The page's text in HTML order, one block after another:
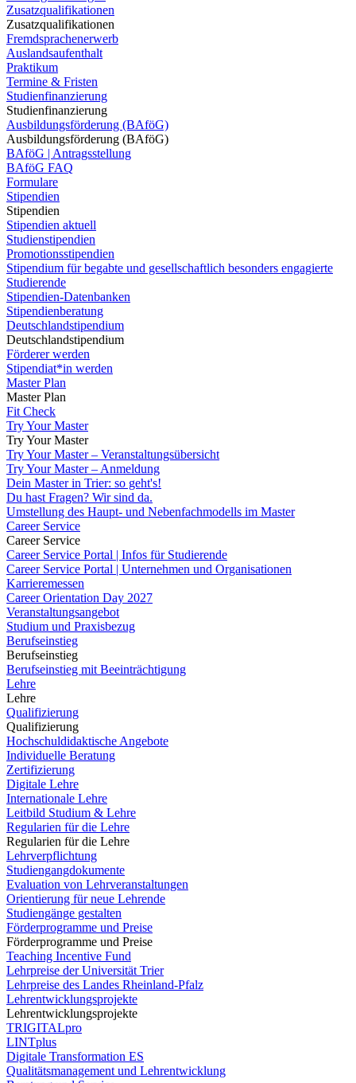
Zusatzqualifikationen
Zusatzqualifikationen
Fremdsprachenerwerb
Auslandsaufenthalt
Praktikum
Termine & Fristen
Studienfinanzierung
Studienfinanzierung
Ausbildungsförderung (BAföG)
Ausbildungsförderung (BAföG)
BAföG | Antragsstellung
BAföG FAQ
Formulare
Stipendien
Stipendien
Stipendien aktuell
Studienstipendien
Promotionsstipendien
Stipendium für begabte und gesellschaftlich besonders engagierte
Studierende
Stipendien-Datenbanken
Stipendienberatung
Deutschlandstipendium
Deutschlandstipendium
Förderer werden
Stipendiat*in werden
Master Plan
Master Plan
Fit Check
Try Your Master
Try Your Master
Try Your Master – Veranstaltungsübersicht
Try Your Master – Anmeldung
Dein Master in Trier: so geht's!
Du hast Fragen? Wir sind da.
Umstellung des Haupt- und Nebenfachmodells im Master
Career Service
Career Service
Career Service Portal | Infos für Studierende
Career Service Portal | Unternehmen und Organisationen
Karrieremessen
Career Orientation Day 2027
Veranstaltungsangebot
Studium und Praxisbezug
Berufseinstieg
Berufseinstieg
Berufseinstieg mit Beeinträchtigung
Lehre
Lehre
Qualifizierung
Qualifizierung
Hochschuldidaktische Angebote
Individuelle Beratung
Zertifizierung
Digitale Lehre
Internationale Lehre
Leitbild Studium & Lehre
Regularien für die Lehre
Regularien für die Lehre
Lehrverpflichtung
Studiengangdokumente
Evaluation von Lehrveranstaltungen
Orientierung für neue Lehrende
Studiengänge gestalten
Förderprogramme und Preise
Förderprogramme und Preise
Teaching Incentive Fund
Lehrpreise der Universität Trier
Lehrpreise des Landes Rheinland-Pfalz
Lehrentwicklungsprojekte
Lehrentwicklungsprojekte
TRIGITALpro
LINTplus
Digitale Transformation ES
Qualitätsmanagement und Lehrentwicklung